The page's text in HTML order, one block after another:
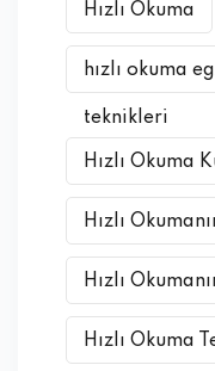
Hızlı Okuma
hızlı okuma
teknikleri
Hızlı Okuma
Hızlı
Hızlı
Hızlı Okuma